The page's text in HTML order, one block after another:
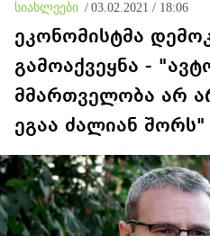
სიახლეები / 03.02.2021 / 18:06
ეკონომისტმა
გამოაქვეყნა -
მმართველობა არ
ეგაა ძალიან შორს"